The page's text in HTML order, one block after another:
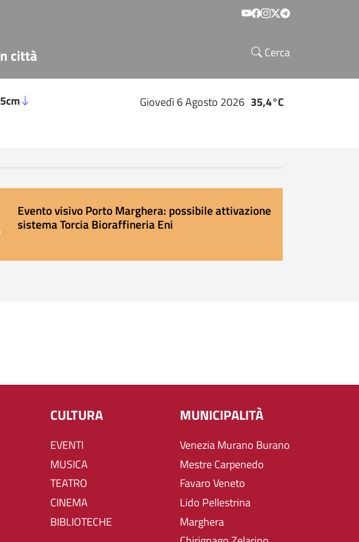
Social menu
Cerca
5cm Giovedì 6 Agosto 2026 35,4°C
Evento visivo Porto Marghera: possibile attivazione
sistema Torcia Bioraffineria Eni
CULTURA
EVENTI
MUSICA
TEATRO
CINEMA
BIBLIOTECHE
MUNICIPALITÀ
Venezia Murano Burano
Mestre Carpenedo
Favaro Veneto
Lido Pellestrina
Marghera